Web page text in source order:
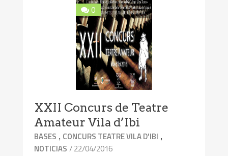
0
XXII Concurs de Teatre
Amateur Vila d’Ibi
BASES , CONCURS TEATRE VILA D'IBI ,
NOTICIAS / 22/04/2016